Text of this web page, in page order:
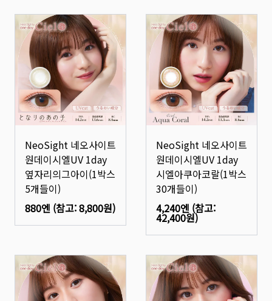
NeoSight 네오사이트
원데이시엘UV 1day
옆자리의그아이(1박스
5개들이)
880엔 (참고:8,800원)
NeoSight 네오사이트
원데이시엘UV 1day
시엘아쿠아코랄(1박스
30개들이)
4,240엔 (참고:
42,400원)